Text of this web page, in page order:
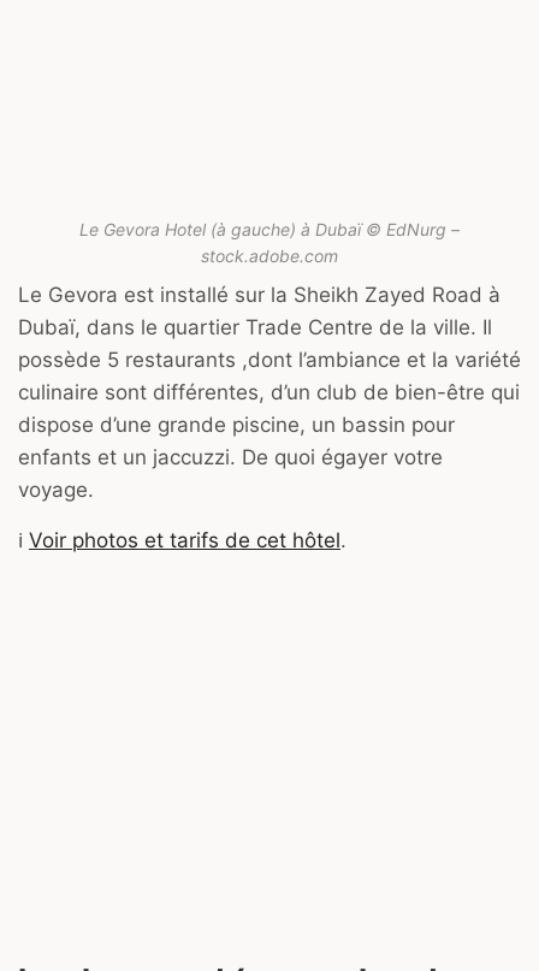
Le Gevora Hotel (à gauche) à Dubaï © EdNurg –
stock.adobe.com
Le Gevora est installé sur la Sheikh Zayed Road à
Dubaï, dans le quartier Trade Centre de la ville. Il
possède 5 restaurants ,dont l’ambiance et la variété
culinaire sont différentes, d’un club de bien-être qui
dispose d’une grande piscine, un bassin pour
enfants et un jaccuzzi. De quoi égayer votre
voyage.
ℹ️ Voir photos et tarifs de cet hôtel.